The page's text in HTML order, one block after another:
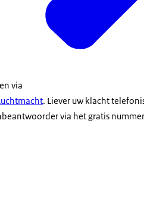
via
. Liever uw klacht
via het gratis nummer